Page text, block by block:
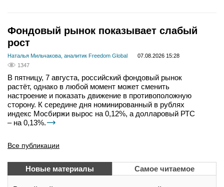
Фондовый рынок показывает слабый
рост
Наталья Мильчакова, аналитик Freedom Global
07.08.2026 15:28
1347
В пятницу, 7 августа, российский фондовый рынок
растёт, однако в любой момент может сменить
настроение и показать движение в противоположную
сторону. К середине дня номинированный в рублях
индекс Мосбиржи вырос на 0,12%, а долларовый РТС
– на 0,13%.
Все публикации
Новые материалы Самое читаемое